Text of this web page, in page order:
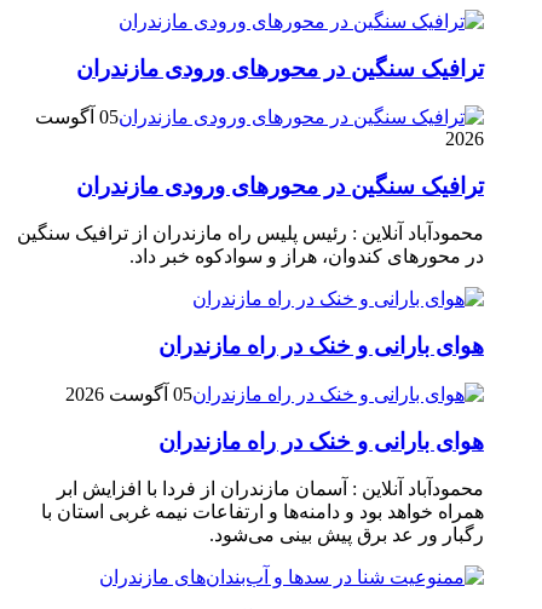
ترافیک سنگین در محور‌های ورودی مازندران
05 آگوست
2026
ترافیک سنگین در محور‌های ورودی مازندران
محمودآباد آنلاین : رئیس پلیس راه مازندران از ترافیک سنگین
در محور‌های کندوان، هراز و سوادکوه خبر داد.
هوای بارانی و خنک در راه مازندران
05 آگوست 2026
هوای بارانی و خنک در راه مازندران
محمودآباد آنلاین : آسمان مازندران از فردا با افزایش ابر
همراه خواهد بود و دامنه‌ها و ارتفاعات نیمه غربی استان با
رگبار ور عد برق پیش بینی می‌شود.